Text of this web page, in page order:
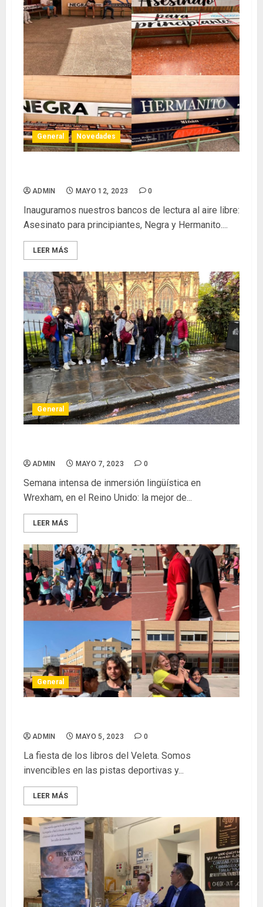
General Novedades
ADMIN MAYO 12, 2023 0
Inauguramos nuestros bancos de lectura al aire libre:
Asesinato para principiantes, Negra y Hermanito....
LEER MÁS
General
ADMIN MAYO 7, 2023 0
Semana intensa de inmersión lingüística en
Wrexham, en el Reino Unido: la mejor de...
LEER MÁS
General
ADMIN MAYO 5, 2023 0
La fiesta de los libros del Veleta. Somos
invencibles en las pistas deportivas y...
LEER MÁS